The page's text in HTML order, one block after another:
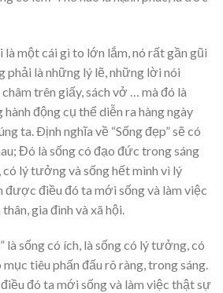
là một cái gì to lớn lắm, nó rất gần gũi
phải là những lý lẽ, những lời nói
trên giấy, sách vở … mà đó là
động cụ thể diễn ra hàng ngày
ta. Ðịnh nghĩa về “Sống đẹp” sẽ có
Đó là sống có đạo đức trong sáng
lý tưởng và sống hết mình vì lý
được điều đó ta mới sống và làm việc
gia đình và xã hội.
là sống có ích, là sống có lý tưởng, có
tiêu phấn đấu rõ ràng, trong sáng.
đó ta mới sống và làm việc thật sự